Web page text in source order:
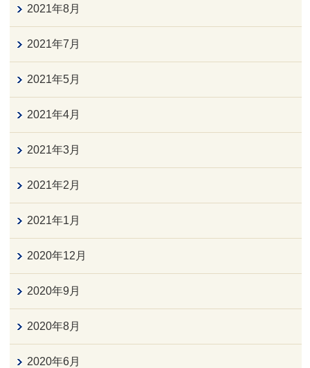
2021年8月
2021年7月
2021年5月
2021年4月
2021年3月
2021年2月
2021年1月
2020年12月
2020年9月
2020年8月
2020年6月